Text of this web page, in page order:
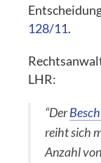
128/11.
LHR:
“Der
reiht sich
Anzahl